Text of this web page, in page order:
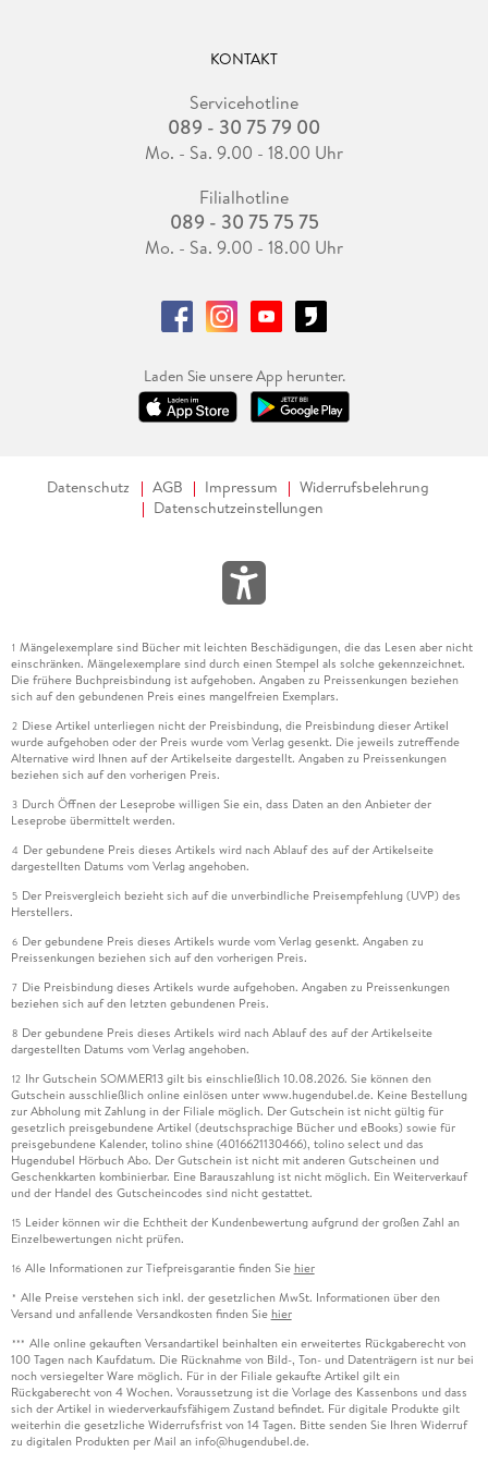
KONTAKT
Servicehotline
089 - 30 75 79 00
Mo. - Sa. 9.00 - 18.00 Uhr
Filialhotline
089 - 30 75 75 75
Mo. - Sa. 9.00 - 18.00 Uhr
Laden Sie unsere App herunter.
Datenschutz AGB Impressum
Widerrufsbelehrung
Datenschutzeinstellungen
1 Mängelexemplare sind Bücher mit leichten Beschädigungen, die das Lesen aber nicht
einschränken. Mängelexemplare sind durch einen Stempel als solche gekennzeichnet.
Die frühere Buchpreisbindung ist aufgehoben. Angaben zu Preissenkungen beziehen
sich auf den gebundenen Preis eines mangelfreien Exemplars.
2 Diese Artikel unterliegen nicht der Preisbindung, die Preisbindung dieser Artikel
wurde aufgehoben oder der Preis wurde vom Verlag gesenkt. Die jeweils zutreffende
Alternative wird Ihnen auf der Artikelseite dargestellt. Angaben zu Preissenkungen
beziehen sich auf den vorherigen Preis.
3 Durch Öffnen der Leseprobe willigen Sie ein, dass Daten an den Anbieter der
Leseprobe übermittelt werden.
4 Der gebundene Preis dieses Artikels wird nach Ablauf des auf der Artikelseite
dargestellten Datums vom Verlag angehoben.
5 Der Preisvergleich bezieht sich auf die unverbindliche Preisempfehlung (UVP) des
Herstellers.
6 Der gebundene Preis dieses Artikels wurde vom Verlag gesenkt. Angaben zu
Preissenkungen beziehen sich auf den vorherigen Preis.
7 Die Preisbindung dieses Artikels wurde aufgehoben. Angaben zu Preissenkungen
beziehen sich auf den letzten gebundenen Preis.
8 Der gebundene Preis dieses Artikels wird nach Ablauf des auf der Artikelseite
dargestellten Datums vom Verlag angehoben.
12 Ihr Gutschein SOMMER13 gilt bis einschließlich 10.08.2026. Sie können den
Gutschein ausschließlich online einlösen unter www.hugendubel.de. Keine Bestellung
zur Abholung mit Zahlung in der Filiale möglich. Der Gutschein ist nicht gültig für
gesetzlich preisgebundene Artikel (deutschsprachige Bücher und eBooks) sowie für
preisgebundene Kalender, tolino shine (4016621130466), tolino select und das
Hugendubel Hörbuch Abo. Der Gutschein ist nicht mit anderen Gutscheinen und
Geschenkkarten kombinierbar. Eine Barauszahlung ist nicht möglich. Ein Weiterverkauf
und der Handel des Gutscheincodes sind nicht gestattet.
15 Leider können wir die Echtheit der Kundenbewertung aufgrund der großen Zahl an
Einzelbewertungen nicht prüfen.
16 Alle Informationen zur Tiefpreisgarantie finden Sie hier
* Alle Preise verstehen sich inkl. der gesetzlichen MwSt. Informationen über den
Versand und anfallende Versandkosten finden Sie hier
*** Alle online gekauften Versandartikel beinhalten ein erweitertes Rückgaberecht von
100 Tagen nach Kaufdatum. Die Rücknahme von Bild-, Ton- und Datenträgern ist nur bei
noch versiegelter Ware möglich. Für in der Filiale gekaufte Artikel gilt ein
Rückgaberecht von 4 Wochen. Voraussetzung ist die Vorlage des Kassenbons und dass
sich der Artikel in wiederverkaufsfähigem Zustand befindet. Für digitale Produkte gilt
weiterhin die gesetzliche Widerrufsfrist von 14 Tagen. Bitte senden Sie Ihren Widerruf
zu digitalen Produkten per Mail an info@hugendubel.de.